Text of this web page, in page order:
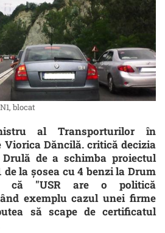
blocat
al Transporturilor în
Viorica Dăncilă. critică decizia
de a schimba proiectul
la şosea cu 4 benzi la Drum
că "USR are o politică
exemplu cazul unei firme
să scape de certificatul